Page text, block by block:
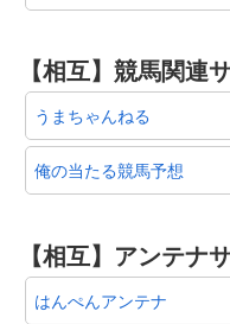
【相互】競馬関連
うまちゃんねる
俺の当たる競馬予想
【相互】アンテナ
はんぺんアンテナ